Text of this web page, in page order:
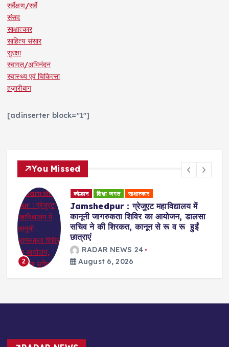
सर्वेक्षण/सर्वे
संसद
साक्षात्कार
साहित्य संसार
सुरक्षा
स्वागत/अभिनंदन
स्वास्थ्य एवं चिकित्सा
हज़ारीबाग
[adinserter block="1"]
You Missed
3
कोल्हान धर्म समाज शिक्षा जगत
Badajamda : बड़ा जामदा क्षेत्र में टाटा
स्टील के सहयोग व दयानंद एंग्लो वैदिक संस्था
के संचालन में डीएवी स्कूल खोले जाने की मांग
RADAR NEWS 24
August 6, 2026
RADAR NEWS